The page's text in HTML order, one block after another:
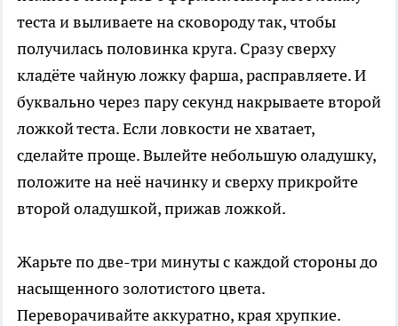
теста и выливаете на сковороду так, чтобы
получилась половинка круга. Сразу сверху
кладёте чайную ложку фарша, расправляете. И
буквально через пару секунд накрываете второй
ложкой теста. Если ловкости не хватает,
сделайте проще. Вылейте небольшую оладушку,
положите на неё начинку и сверху прикройте
второй оладушкой, прижав ложкой.
Жарьте по две-три минуты с каждой стороны до
насыщенного золотистого цвета.
Переворачивайте аккуратно, края хрупкие.